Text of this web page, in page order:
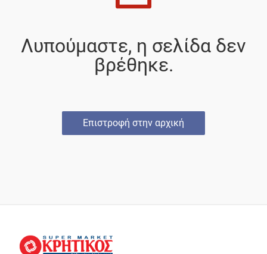
Λυπούμαστε, η σελίδα δεν
βρέθηκε.
Επιστροφή στην αρχική